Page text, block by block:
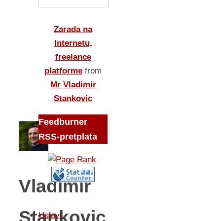
Vladimir
Zarada na
Internetu,
freelance
platforme from
Mr Vladimir
Stankovic
Feedburner
RSS-pretplata
Uslovi